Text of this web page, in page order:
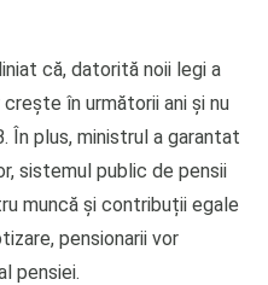
că, datorită noii legi a
în următorii ani și nu
În plus, ministrul a garantat
sistemul public de pensii
muncă și contribuții egale
pensionarii vor
pensiei.